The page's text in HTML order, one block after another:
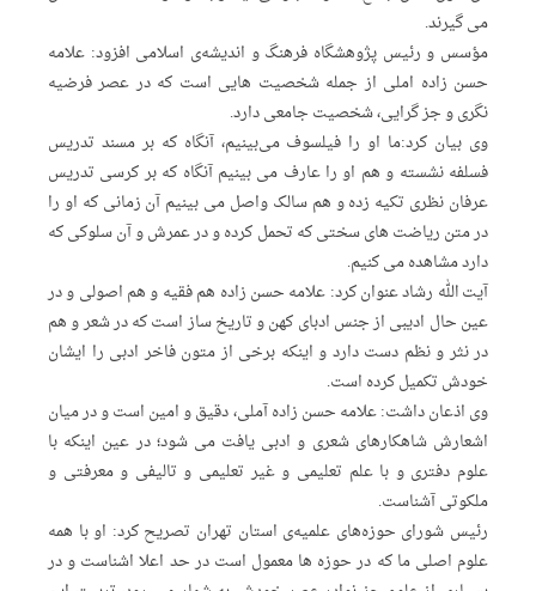
می گیرند.
مؤسس و رئیس پژوهشگاه فرهنگ و اندیشه‌ی اسلامی افزود: علامه
حسن زاده املی از جمله شخصیت هایی است که در عصر فرضیه
نگری و جز گرایی، شخصیت جامعی دارد.
وی بیان کرد:ما او را فیلسوف می‌بینیم، آنگاه که بر مسند تدریس
فسلفه نشسته و هم او را عارف می بینیم آنگاه که بر کرسی تدریس
عرفان نظری تکیه زده و هم سالک واصل می بینیم آن زمانی که او را
در متن ریاضت های سختی که تحمل کرده و در عمرش و آن سلوکی که
دارد مشاهده می کنیم.
آیت الله رشاد عنوان کرد: علامه حسن زاده هم فقیه و هم اصولی و در
عین حال ادیبی از جنس ادبای کهن و تاریخ ساز است که در شعر و هم
در نثر و نظم دست دارد و اینکه برخی از متون فاخر ادبی را ایشان
خودش تکمیل کرده است.
وی اذعان داشت: علامه حسن زاده آملی، دقیق و امین است و در میان
اشعارش شاهکارهای شعری و ادبی یافت می شود؛ در عین اینکه با
علوم دفتری و با علم تعلیمی و غیر تعلیمی و تالیفی و معرفتی و
ملکوتی آشناست.
رئیس شورای حوزه‌های علمیه‌ی استان تهران تصریح کرد: او با همه
علوم اصلی ما که در حوزه ها معمول است در حد اعلا اشناست و در